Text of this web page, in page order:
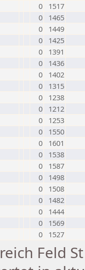
0
1517
0
1465
0
1449
0
1425
0
1391
0
1436
0
1402
0
1315
0
1238
0
1212
0
1253
0
1550
0
1601
0
1538
0
1587
0
1498
0
1508
0
1482
0
1444
0
1569
0 1527
Feld